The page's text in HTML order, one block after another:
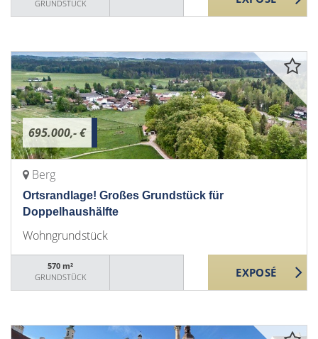
GRUNDSTÜCK
695.000,- €
Berg
Ortsrandlage! Großes Grundstück für
Doppelhaushälfte
Wohngrundstück
570 m²
GRUNDSTÜCK